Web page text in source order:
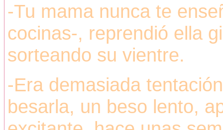
-Tu mama nunca te
cocinas-, reprendió ella
sorteando su vientre.
-Era demasiada
besarla, un beso lento,